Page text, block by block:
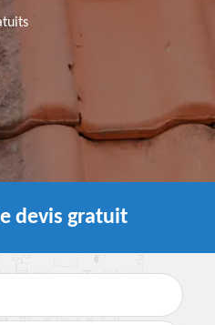
devis gratuit